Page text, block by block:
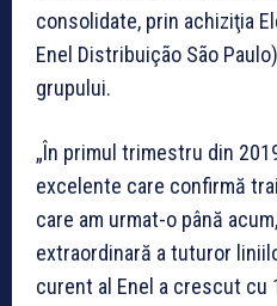
consolidate, prin achiziţia
Enel Distribuição São
grupului.
„În primul trimestru din
excelente care confirmă
care am urmat-o până
extraordinară a tuturor
curent al Enel a crescut cu